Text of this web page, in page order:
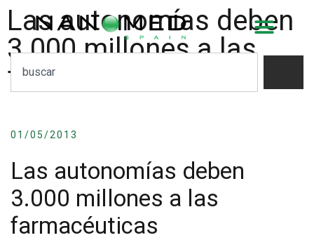
Las autonomías deben
3.000 millones a las
farmacéuticas
01/05/2013
Las autonomías deben
3.000 millones a las
farmacéuticas